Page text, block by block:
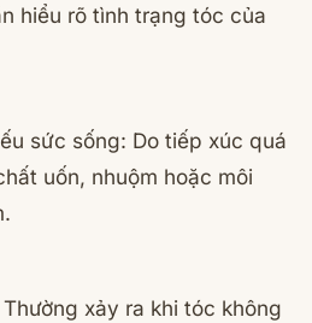
hiểu rõ tình trạng tóc của
sức sống: Do tiếp xúc quá
uốn, nhuộm hoặc môi
xảy ra khi tóc không